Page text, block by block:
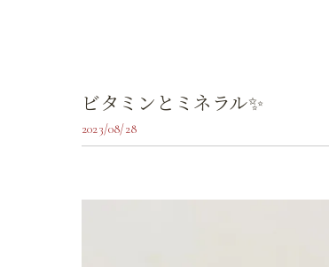
ビタミンとミネラル✨
2023/08/28